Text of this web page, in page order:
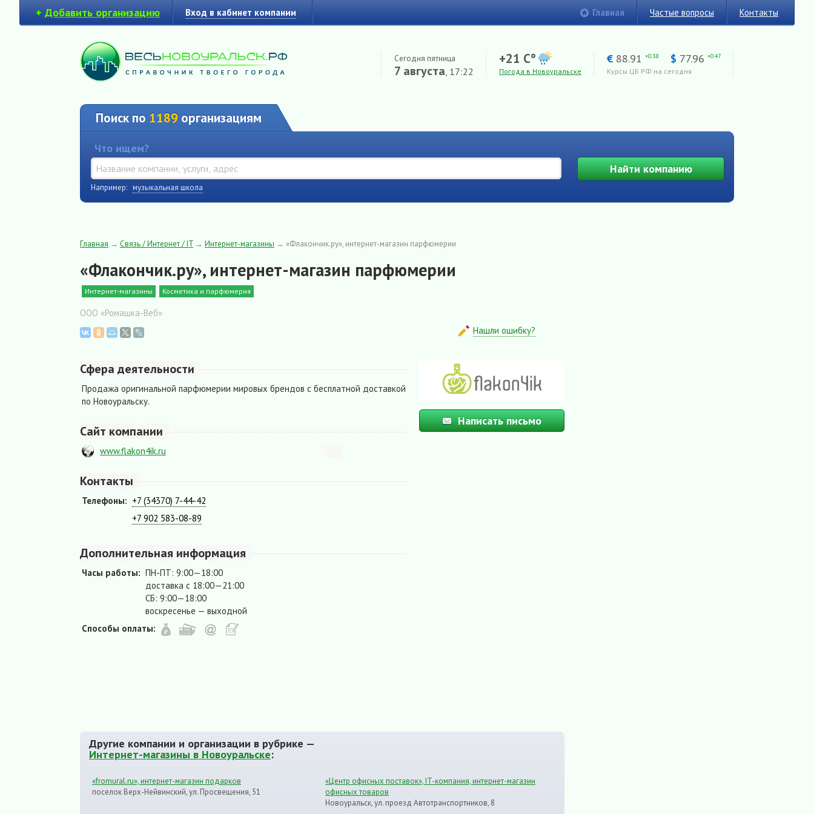
+ Добавить организацию Вход в кабинет компании Главная Частые вопросы Контакты
Сегодня пятница
7 августа, 17:22
+21 C°
Погода в Новоуральске
€ 88.91 +0.38 $ 77.96 +0.47
Курсы ЦБ РФ на сегодня
Поиск по 1189 организациям
Что ищем?
Найтикомпанию
Например: музыкальная школа
Главная → Связь / Интернет / IT → Интернет-магазины → «Флакончик.ру», интернет-магазин парфюмерии
«Флакончик.ру», интернет-магазин парфюмерии
Интернет-магазины Косметика и парфюмерия
ООО «Ромашка-Веб»
Нашли ошибку?
Сфера деятельности
Продажа оригинальной парфюмерии мировых брендов с бесплатной доставкой
по Новоуральску.
Сайт компании
www.flakon4ik.ru
Контакты
Телефоны: +7 (34370) 7-44-42
+7 902 583-08-89
Дополнительная информация
Часы работы: ПН-ПТ: 9:00—18:00
доставка с 18:00—21:00
СБ: 9:00—18:00
воскресенье — выходной
Способы оплаты:
Написать письмо
Другие компании и организации в рубрике —
Интернет-магазины в Новоуральске:
«fromural.ru», интернет-магазин подарков
поселок Верх-Нейвинский, ул. Просвещения, 51
«Центр офисных поставок», IT-компания, интернет-магазин
офисных товаров
Новоуральск, ул. проезд Автотранспортников, 8